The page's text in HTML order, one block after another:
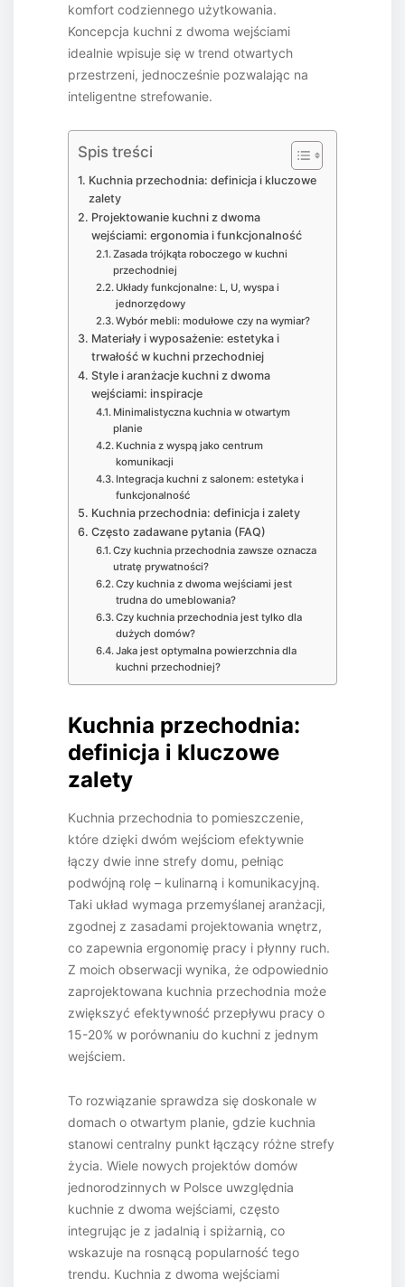
komfort codziennego użytkowania.
Koncepcja kuchni z dwoma wejściami
idealnie wpisuje się w trend otwartych
przestrzeni, jednocześnie pozwalając na
inteligentne strefowanie.
Spis treści
Kuchnia przechodnia: definicja i kluczowe
zalety
Projektowanie kuchni z dwoma
wejściami: ergonomia i funkcjonalność
Zasada trójkąta roboczego w kuchni
przechodniej
Układy funkcjonalne: L, U, wyspa i
jednorzędowy
Wybór mebli: modułowe czy na wymiar?
Materiały i wyposażenie: estetyka i
trwałość w kuchni przechodniej
Style i aranżacje kuchni z dwoma
wejściami: inspiracje
Minimalistyczna kuchnia w otwartym
planie
Kuchnia z wyspą jako centrum
komunikacji
Integracja kuchni z salonem: estetyka i
funkcjonalność
Kuchnia przechodnia: definicja i zalety
Często zadawane pytania (FAQ)
Czy kuchnia przechodnia zawsze oznacza
utratę prywatności?
Czy kuchnia z dwoma wejściami jest
trudna do umeblowania?
Czy kuchnia przechodnia jest tylko dla
dużych domów?
Jaka jest optymalna powierzchnia dla
kuchni przechodniej?
Kuchnia przechodnia:
definicja i kluczowe
zalety
Kuchnia przechodnia to pomieszczenie,
które dzięki dwóm wejściom efektywnie
łączy dwie inne strefy domu, pełniąc
podwójną rolę – kulinarną i komunikacyjną.
Taki układ wymaga przemyślanej aranżacji,
zgodnej z zasadami projektowania wnętrz,
co zapewnia ergonomię pracy i płynny ruch.
Z moich obserwacji wynika, że odpowiednio
zaprojektowana kuchnia przechodnia może
zwiększyć efektywność przepływu pracy o
15-20% w porównaniu do kuchni z jednym
wejściem.
To rozwiązanie sprawdza się doskonale w
domach o otwartym planie, gdzie kuchnia
stanowi centralny punkt łączący różne strefy
życia. Wiele nowych projektów domów
jednorodzinnych w Polsce uwzględnia
kuchnie z dwoma wejściami, często
integrując je z jadalnią i spiżarnią, co
wskazuje na rosnącą popularność tego
trendu. Kuchnia z dwoma wejściami